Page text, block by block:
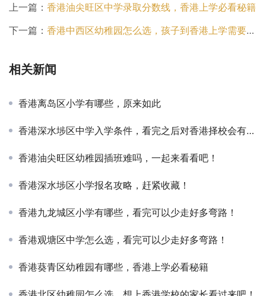
上一篇： 香港油尖旺区中学录取分数线，香港上学必看秘籍
下一篇： 香港中西区幼稚园怎么选，孩子到香港上学需要注意什么？
相关新闻
香港离岛区小学有哪些，原来如此
香港深水埗区中学入学条件，看完之后对香港择校会有更全面的认知！
香港油尖旺区幼稚园插班难吗，一起来看看吧！
香港深水埗区小学报名攻略，赶紧收藏！
香港九龙城区小学有哪些，看完可以少走好多弯路！
香港观塘区中学怎么选，看完可以少走好多弯路！
香港葵青区幼稚园有哪些，香港上学必看秘籍